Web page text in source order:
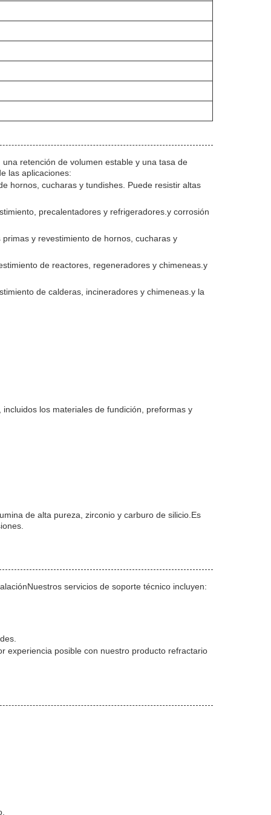
retención de volumen estable y una tasa de
las aplicaciones:
hornos, cucharas y tundishes. Puede resistir altas
precalentadores y refrigeradores.y corrosión
y revestimiento de hornos, cucharas y
de reactores, regeneradores y chimeneas.y
de calderas, incineradores y chimeneas.y la
los materiales de fundición, preformas y
de alta pureza, zirconio y carburo de silicio.Es
servicios de soporte técnico incluyen:
experiencia posible con nuestro producto refractario